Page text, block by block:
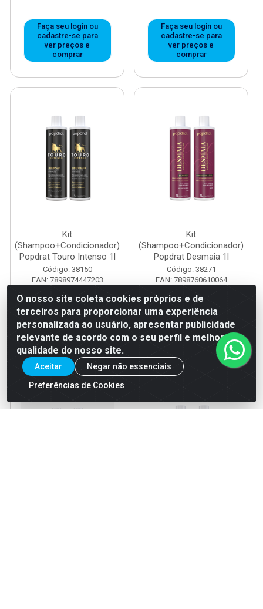
Faça seu login ou
cadastre-se para
ver preços e
comprar
Faça seu login ou
cadastre-se para
ver preços e
comprar
Kit
(Shampoo+Condicionador)
Popdrat Touro Intenso 1l
Código: 38150
EAN: 7898974447203
Faça seu login ou
cadastre-se para
ver preços e
Kit
(Shampoo+Condicionador)
Popdrat Desmaia 1l
Código: 38271
EAN: 7898760610064
Faça seu login ou
cadastre-se para
ver preços e
O nosso site coleta cookies próprios e de
terceiros para proporcionar uma experiência
personalizada ao usuário, apresentar publicidade
relevante de acordo com o seu perfil e melhorar a
qualidade do nosso site.
Aceitar
Negar não essenciais
Preferências de Cookies